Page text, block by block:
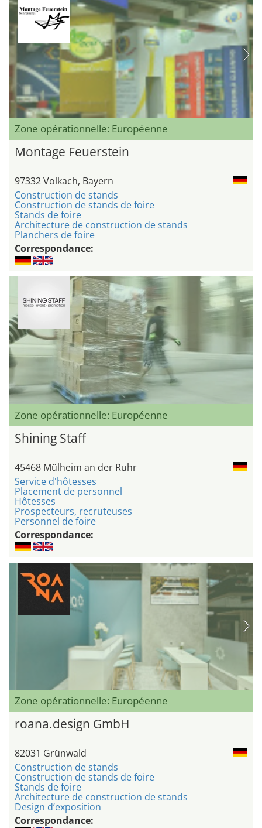
Zone opérationnelle: Européenne
Montage Feuerstein
97332 Volkach, Bayern
Construction de stands
Construction de stands de foire
Stands de foire
Architecture de construction de stands
Planchers de foire
Correspondance:
Zone opérationnelle: Européenne
Shining Staff
45468 Mülheim an der Ruhr
Service d'hôtesses
Placement de personnel
Hôtesses
Prospecteurs, recruteuses
Personnel de foire
Correspondance:
Zone opérationnelle: Européenne
roana.design GmbH
82031 Grünwald
Construction de stands
Construction de stands de foire
Stands de foire
Architecture de construction de stands
Design d’exposition
Correspondance: